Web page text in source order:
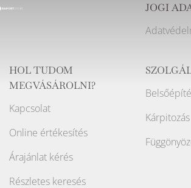
JOGI
HOL TUDOM
MEGVÁSÁROLNI?
Kapcsolat
Online értékesítés
Árajánlat kérés
Részletes keresés
Kárpitozás